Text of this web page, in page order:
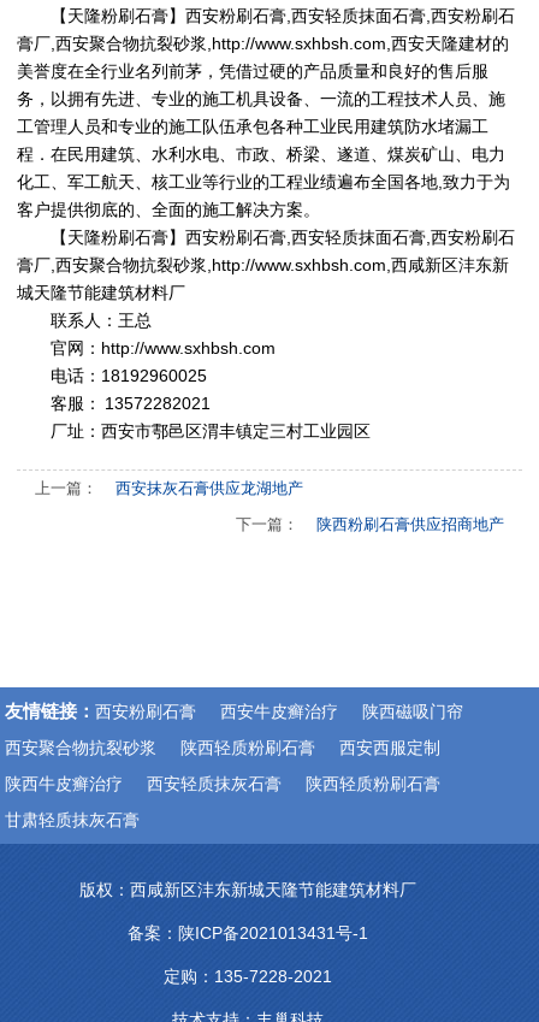
【天隆粉刷石膏】西安粉刷石膏 ,西安轻质抹面石膏 ,西安粉刷石
膏厂 ,西安聚合物抗裂砂浆 http://www.sxhbsh.com ,西安天隆建材的
美誉度在全行业名列前茅，凭借过硬的产品质量和良好的售后服
务，以拥有先进、专业的施工机具设备、一流的工程技术人员、施
工管理人员和专业的施工队伍承包各种工业民用建筑防水堵漏工
程．在民用建筑、水利水电、市政、桥梁、遂道、煤炭矿山、电力
化工、军工航天、核工业等行业的工程业绩遍布全国各地,致力于为
客户提供彻底的、全面的施工解决方案。
【天隆粉刷石膏】西安粉刷石膏 ,西安轻质抹面石膏 ,西安粉刷石
膏厂 ,西安聚合物抗裂砂浆 http://www.sxhbsh.com ,西咸新区沣东新
城天隆节能建筑材料厂
联系人：王总
官网： http://www.sxhbsh.com
电话：18192960025
客服： 13572282021
厂址：西安市鄠邑区渭丰镇定三村工业园区
上一篇：
西安抹灰石膏供应龙湖地产
下一篇：
陕西粉刷石膏供应招商地产
友情链接：西安粉刷石膏 西安牛皮癣治疗
陕西磁吸门帘
西安聚合物抗裂砂浆
陕西轻质粉刷石膏
西安西服定制
陕西牛皮癣治疗
西安轻质抹灰石膏
陕西轻质粉刷石膏
甘肃轻质抹灰石膏
版权：西咸新区沣东新城天隆节能建筑材料厂
备案： 陕ICP备2021013431号-1
定购：135-7228-2021